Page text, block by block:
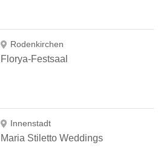
Rodenkirchen
Florya-Festsaal
Innenstadt
Maria Stiletto Weddings